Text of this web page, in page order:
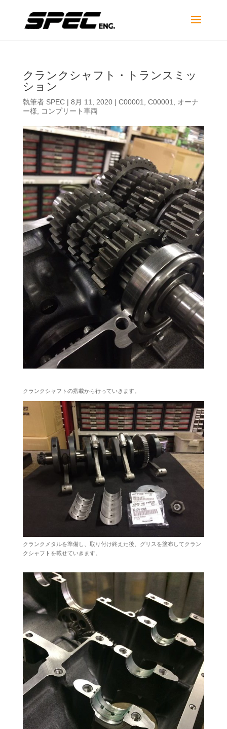
クランクシャフト・トランスミッ
ション
執筆者 SPEC| 8月 11, 2020| C00001 C00001
オーナ
ー様
コンプリート車両
クランクシャフトの搭載から行っていきます。
クランクメタルを準備し、取り付け終えた後、グリスを塗布してクラン
クシャフトを載せていきます。